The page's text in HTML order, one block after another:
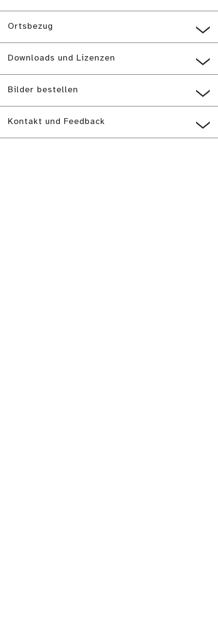
Ortsbezug
Downloads und Lizenzen
Bilder bestellen
Kontakt und Feedback